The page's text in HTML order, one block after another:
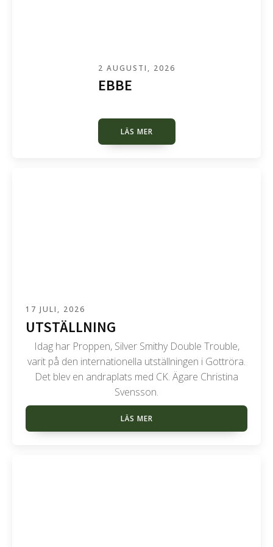
2 AUGUSTI, 2026
EBBE
LÄS MER
17 JULI, 2026
UTSTÄLLNING
Idag har Proppen, Silver Smithy Double Trouble,
varit på den internationella utställningen i Gottröra.
Det blev en andraplats med CK. Ägare Christina
Svensson.
LÄS MER